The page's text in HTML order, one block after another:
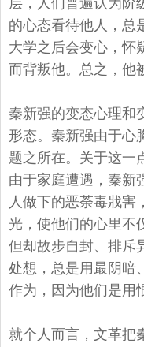
层， 人们普遍认为阶
的心态看待他人， 总
大学之后会变心，怀
而背叛他。 总之，他
秦新强的变态心理和
形态。秦新强由于心
题之所在。关于这一
由于家庭遭遇， 秦新
人做下的恶荼毒戕害，
光，使他们的心里不
但却故步自封、 排斥
处想，总是用最阴暗、
作为，因为他们是用
就个人而言，文革把